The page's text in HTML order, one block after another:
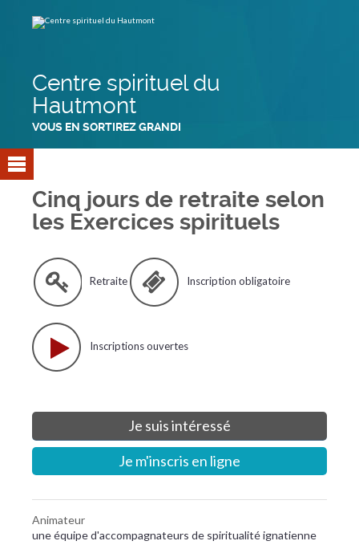
contenu.
Centre spirituel du
Hautmont
VOUS EN SORTIREZ GRANDI
Cinq jours de retraite selon
les Exercices spirituels
Retraite Inscription obligatoire
Inscriptions ouvertes
Je suis intéressé
Je m'inscris en ligne
Animateur
une équipe d'accompagnateurs de spiritualité ignatienne